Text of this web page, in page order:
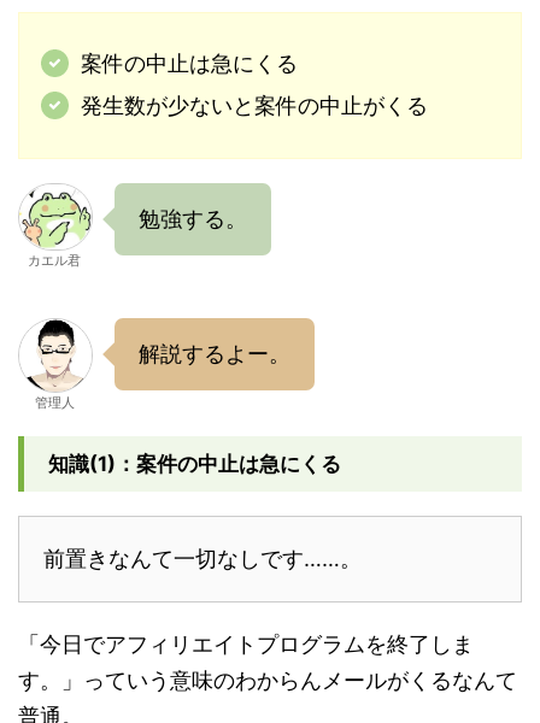
案件の中止は急にくる
発生数が少ないと案件の中止がくる
カエル君
勉強する。
管理人
解説するよー。
知識(1)：案件の中止は急にくる
前置きなんて一切なしです……。
「今日でアフィリエイトプログラムを終了しま
す。」っていう意味のわからんメールがくるなんて
普通。